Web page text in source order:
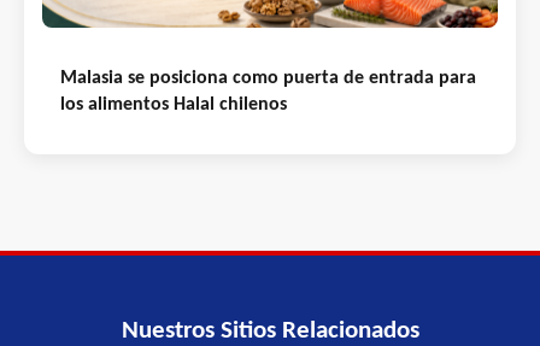
Malasia se posiciona como puerta de entrada para
los alimentos Halal chilenos
Nuestros Sitios Relacionados